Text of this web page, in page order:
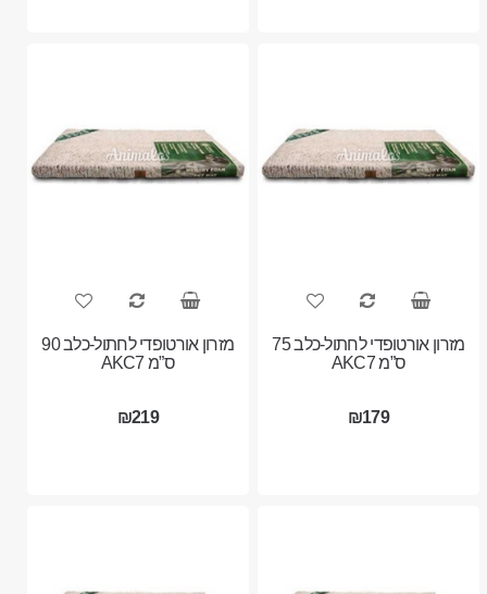
מזרון אורטופדי לחתול-כלב 75
ס”מ AKC7
₪179
מזרון אורטופדי לחתול-כלב 90
ס”מ AKC7
₪219